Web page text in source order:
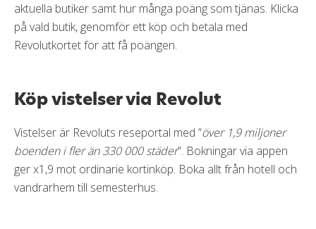
aktuella butiker samt hur många poäng som tjänas. Klicka
på vald butik, genomför ett köp och betala med
Revolutkortet för att få poängen.
Köp vistelser via Revolut
Vistelser är Revoluts reseportal med ”över 1,9 miljoner
boenden i fler än 330 000 städer”. Bokningar via appen
ger x1,9 mot ordinarie kortinköp. Boka allt från hotell och
vandrarhem till semesterhus.